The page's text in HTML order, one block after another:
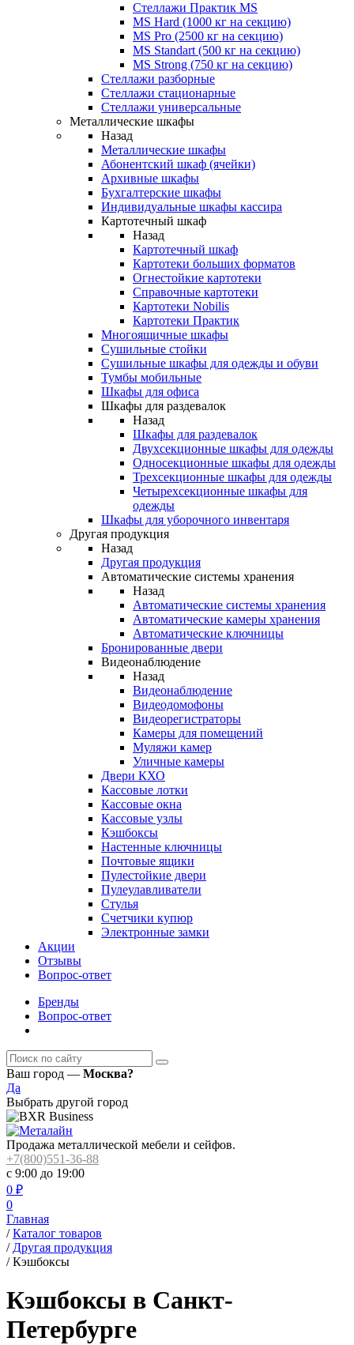
Стеллажи Практик MS
MS Hard (1000 кг на секцию)
MS Pro (2500 кг на секцию)
MS Standart (500 кг на секцию)
MS Strong (750 кг на секцию)
Стеллажи разборные
Стеллажи стационарные
Стеллажи универсальные
Металлические шкафы
Назад
Металлические шкафы
Абонентский шкаф (ячейки)
Архивные шкафы
Бухгалтерские шкафы
Индивидуальные шкафы кассира
Картотечный шкаф
Назад
Картотечный шкаф
Картотеки больших форматов
Огнестойкие картотеки
Справочные картотеки
Картотеки Nobilis
Картотеки Практик
Многоящичные шкафы
Сушильные стойки
Сушильные шкафы для одежды и обуви
Тумбы мобильные
Шкафы для офиса
Шкафы для раздевалок
Назад
Шкафы для раздевалок
Двухсекционные шкафы для одежды
Односекционные шкафы для одежды
Трехсекционные шкафы для одежды
Четырехсекционные шкафы для
одежды
Шкафы для уборочного инвентаря
Другая продукция
Назад
Другая продукция
Автоматические системы хранения
Назад
Автоматические системы хранения
Автоматические камеры хранения
Автоматические ключницы
Бронированные двери
Видеонаблюдение
Назад
Видеонаблюдение
Видеодомофоны
Видеорегистраторы
Камеры для помещений
Муляжи камер
Уличные камеры
Двери КХО
Кассовые лотки
Кассовые окна
Кассовые узлы
Кэшбоксы
Настенные ключницы
Почтовые ящики
Пулестойкие двери
Пулеулавливатели
Стулья
Счетчики купюр
Электронные замки
Акции
Отзывы
Вопрос-ответ
Бренды
Вопрос-ответ
Ваш город — Москва?
Да
Выбрать другой город
Продажа металлической мебели и сейфов.
+7(800)551-36-88
с 9:00 до 19:00
0 ₽
0
Главная
/ Каталог товаров
/ Другая продукция
/ Кэшбоксы
Кэшбоксы в Санкт-
Петербурге